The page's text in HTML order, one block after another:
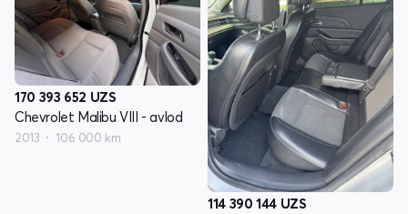
170 393 652 UZS
Chevrolet Malibu VIII - avlod
2013 106 000 km
114 390 144 UZS